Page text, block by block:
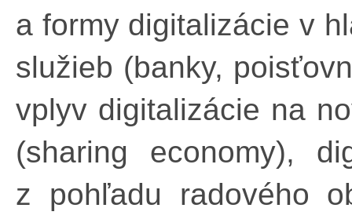
a formy digitalizácie v
služieb (banky,
vplyv digitalizácie na
(sharing economy),
z pohľadu radového